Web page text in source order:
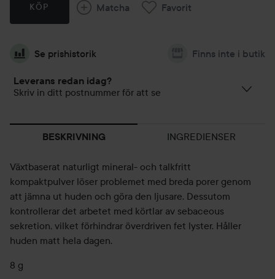
KÖP Matcha Favorit
Se prishistorik Finns inte i butik
Leverans redan idag?
Skriv in ditt postnummer för att se
BESKRIVNING INGREDIENSER
Växtbaserat naturligt mineral- och talkfritt
kompaktpulver löser problemet med breda porer genom
att jämna ut huden och göra den ljusare. Dessutom
kontrollerar det arbetet med körtlar av sebaceous
sekretion, vilket förhindrar överdriven fet lyster. Håller
huden matt hela dagen.
8 g